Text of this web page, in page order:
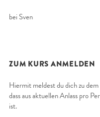
bei Sven
ZUM KURS ANMELDEN
Hiermit meldest du dich zu
dass aus aktuellen Anlass pro
ist.